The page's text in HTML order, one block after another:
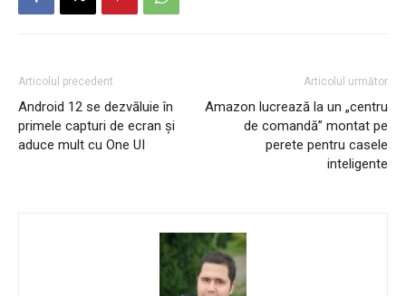
Articolul precedent
Android 12 se dezvăluie în
primele capturi de ecran şi
aduce mult cu One UI
Articolul următor
Amazon lucrează la un „centru
de comandă” montat pe
perete pentru casele
inteligente